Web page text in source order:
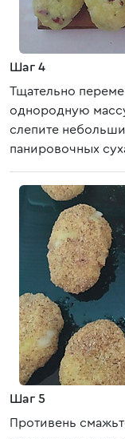
Шаг 4
Тщательно
однородную
слепите
панировочных
Шаг 5
Противень